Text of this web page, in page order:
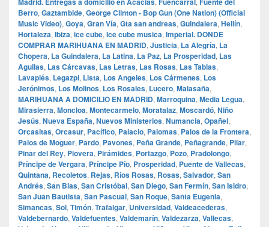
Berro, Gaztambide, George Clinton - Bop Gun (One Nation) (Official
Music Video), Goya, Gran Vía, Gta san andreas, Guindalera, Hellín,
Hortaleza, Ibiza, ice cube, Ice cube musica, Imperial. DONDE
COMPRAR MARIHUANA EN MADRID, Justicia, La Alegría, La
Chopera, La Guindalera, La Latina, La Paz, La Prosperidad, Las
Aguilas, Las Cárcavas, Las Letras, Las Rosas, Las Tablas,
Lavapiés, Legazpi, Lista, Los Angeles, Los Cármenes, Los
Jerónimos, Los Molinos, Los Rosales, Lucero, Malasaña,
MARIHUANA A DOMICILIO EN MADRID, Marroquina, Media Legua,
Mirasierra, Moncloa, Montecarmelo, Moratalaz, Moscardó, Niño
Jesús, Nueva España, Nuevos Ministerios, Numancia, Opañel,
Orcasitas, Orcasur, Pacífico, Palacio, Palomas, Palos de la Frontera,
Palos de Moguer, Pardo, Pavones, Peña Grande, Peñagrande, Pilar,
Pinar del Rey, Piovera, Pirámides, Portazgo, Pozo, Pradolongo,
Príncipe de Vergara, Príncipe Pío, Prosperidad, Puente de Vallecas,
Quintana, Recoletos, Rejas, Ríos Rosas, Rosas, Salvador, San
Andrés, San Blas, San Cristóbal, San Diego, San Fermín, San Isidro,
San Juan Bautista, San Pascual, San Roque, Santa Eugenia,
Simancas, Sol, Timón, Trafalgar, Universidad, Valdeacederas,
Valdebernardo, Valdefuentes, Valdemarín, Valdezarza, Vallecas,